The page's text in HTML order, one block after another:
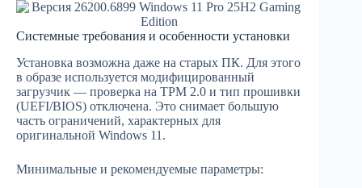
Системные требования и особенности установки
Установка возможна даже на старых ПК. Для этого
в образе используется модифицированный
загрузчик — проверка на TPM 2.0 и тип прошивки
(UEFI/BIOS) отключена. Это снимает большую
часть ограничений, характерных для
оригинальной Windows 11.
Минимальные и рекомендуемые параметры: